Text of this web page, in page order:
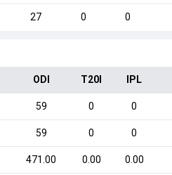
27 0 0
ODI T20I IPL
59 0 0
59 0 0
471.00 0.00 0.00